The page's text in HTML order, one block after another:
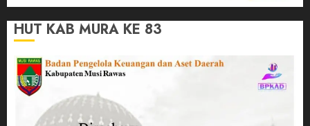
HUT KAB MURA KE 83